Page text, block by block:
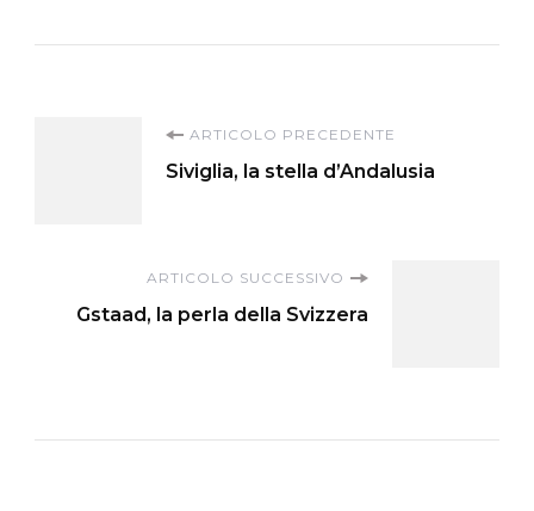
Navigazione
ARTICOLO PRECEDENTE
Siviglia, la stella d’Andalusia
ARTICOLO SUCCESSIVO
Gstaad, la perla della Svizzera